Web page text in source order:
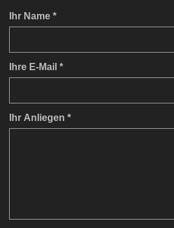
Ihr Name *
Ihre E-Mail *
Ihr Anliegen *